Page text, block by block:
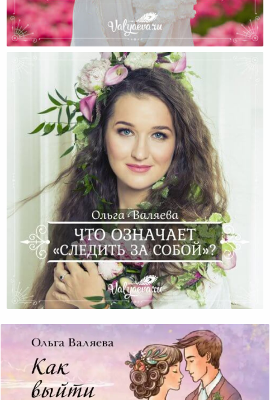
Возвращение К Самой Себе Или Нужно Ли Женщине
«над Собой Работать»
Что Означает «следить За Собой»?